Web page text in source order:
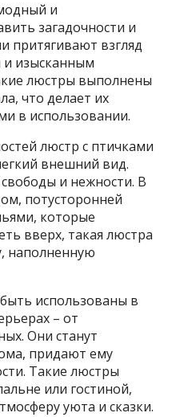
и
загадочности и
притягивают взгляд
и изысканным
люстры выполнены
что делает их
в использовании.
люстр с птичками
внешний вид.
и нежности. В
потусторонней
которые
вверх, такая люстра
наполненную
использованы в
– от
Они станут
придают ему
Такие люстры
или гостиной,
уюта и сказки.